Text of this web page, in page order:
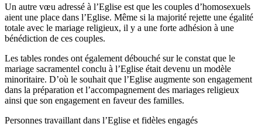
Un autre vœu adressé à l’Eglise est que les couples d’homosexuels
aient une place dans l’Eglise. Même si la majorité rejette une égalité
totale avec le mariage religieux, il y a une forte adhésion à une
bénédiction de ces couples.
Les tables rondes ont également débouché sur le constat que le
mariage sacramentel conclu à l’Eglise était devenu un modèle
minoritaire. D’où le souhait que l’Eglise augmente son engagement
dans la préparation et l’accompagnement des mariages religieux
ainsi que son engagement en faveur des familles.
Personnes travaillant dans l’Eglise et fidèles engagés